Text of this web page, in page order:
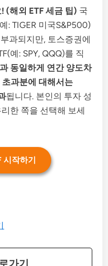
(해외 ETF 세금 팁) 국
: TIGER 미국S&P500)
과되지만, 토스증권에
예: SPY, QQQ)를 직
동일하게 연간 양도차
과분에 대해서는
됩니다. 본인의 투자 성
한 쪽을 선택해 보세
시작하기
가기